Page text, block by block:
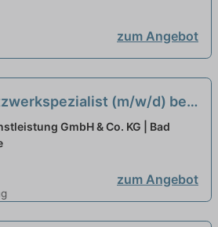
zum Angebot
(m/w/d) bei
GmbH
öffnen
GmbH & Co. KG | Bad
zum Angebot